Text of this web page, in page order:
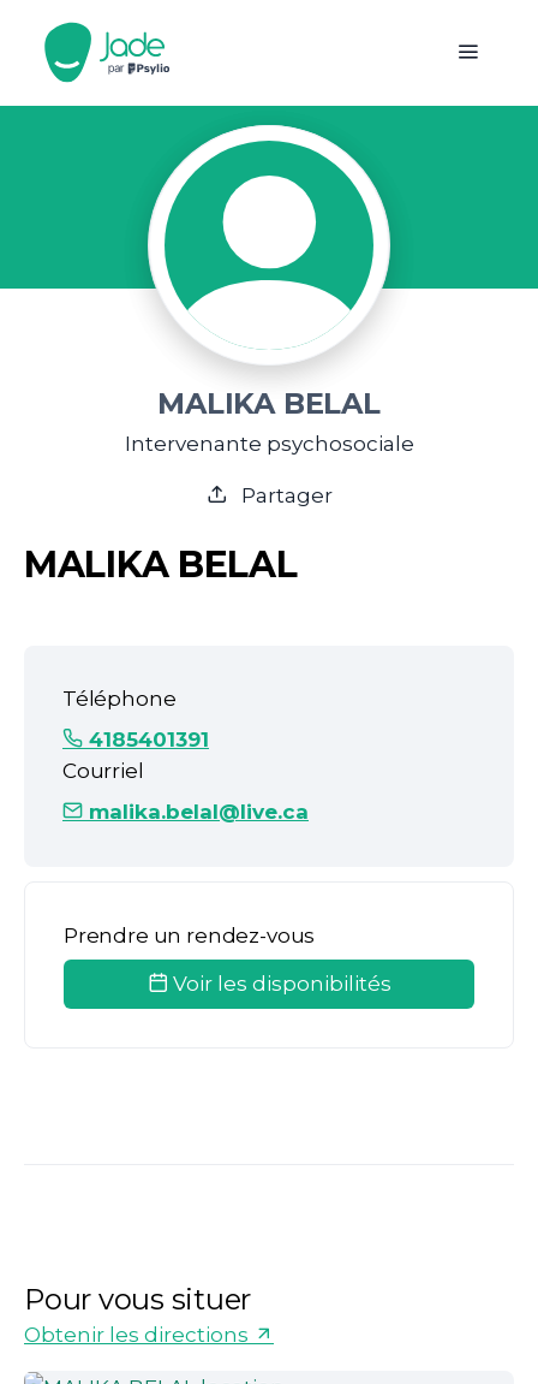
MALIKA BELAL
Intervenante psychosociale
Partager
MALIKA BELAL
Téléphone
4185401391
Courriel
malika.belal@live.ca
Prendre un rendez-vous
Voir les disponibilités
Pour vous situer
Obtenir les directions